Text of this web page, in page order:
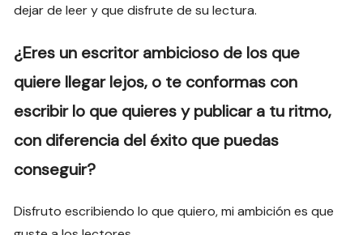
dejar de leer y que disfrute de su lectura.
¿Eres un escritor ambicioso de los que
quiere llegar lejos, o te conformas con
escribir lo que quieres y publicar a tu ritmo,
con diferencia del éxito que puedas
conseguir?
Disfruto escribiendo lo que quiero, mi ambición es que